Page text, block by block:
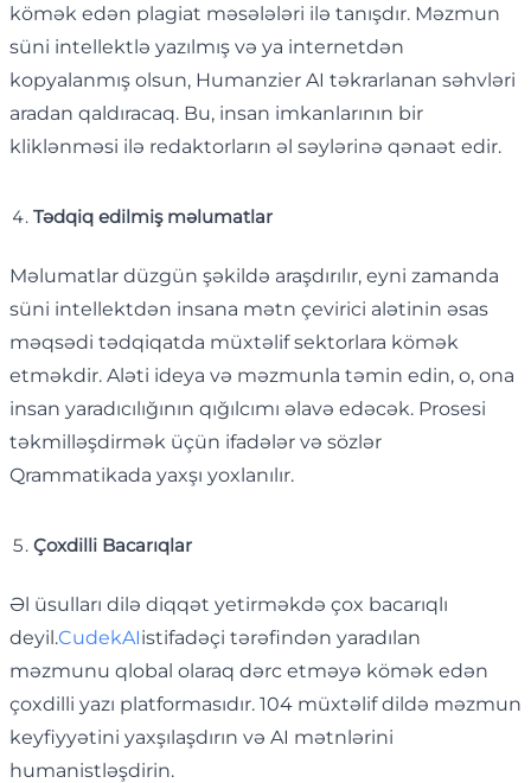
kömək edən plagiat məsələləri ilə tanışdır. Məzmun
süni intellektlə yazılmış və ya internetdən
kopyalanmış olsun, Humanzier AI təkrarlanan səhvləri
aradan qaldıracaq. Bu, insan imkanlarının bir
kliklənməsi ilə redaktorların əl səylərinə qənaət edir.
Tədqiq edilmiş məlumatlar
Məlumatlar düzgün şəkildə araşdırılır, eyni zamanda
süni intellektdən insana mətn çevirici alətinin əsas
məqsədi tədqiqatda müxtəlif sektorlara kömək
etməkdir. Aləti ideya və məzmunla təmin edin, o, ona
insan yaradıcılığının qığılcımı əlavə edəcək. Prosesi
təkmilləşdirmək üçün ifadələr və sözlər
Qrammatikada yaxşı yoxlanılır.
Çoxdilli Bacarıqlar
Əl üsulları dilə diqqət yetirməkdə çox bacarıqlı
deyil.CudekAIistifadəçi tərəfindən yaradılan
məzmunu qlobal olaraq dərc etməyə kömək edən
çoxdilli yazı platformasıdır. 104 müxtəlif dildə məzmun
keyfiyyətini yaxşılaşdırın və AI mətnlərini
humanistləşdirin.